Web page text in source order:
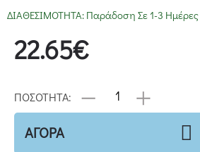
ΔΙΑΘΕΣΙΜΟΤΗΤΑ: Παράδοση Σε 1-3 Ημέρες
22.65€
ΠΟΣΟΤΗΤΑ:
ΑΓΟΡΑ